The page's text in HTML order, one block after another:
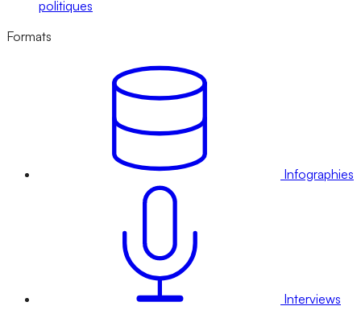
politiques
Formats
Infographies
Interviews